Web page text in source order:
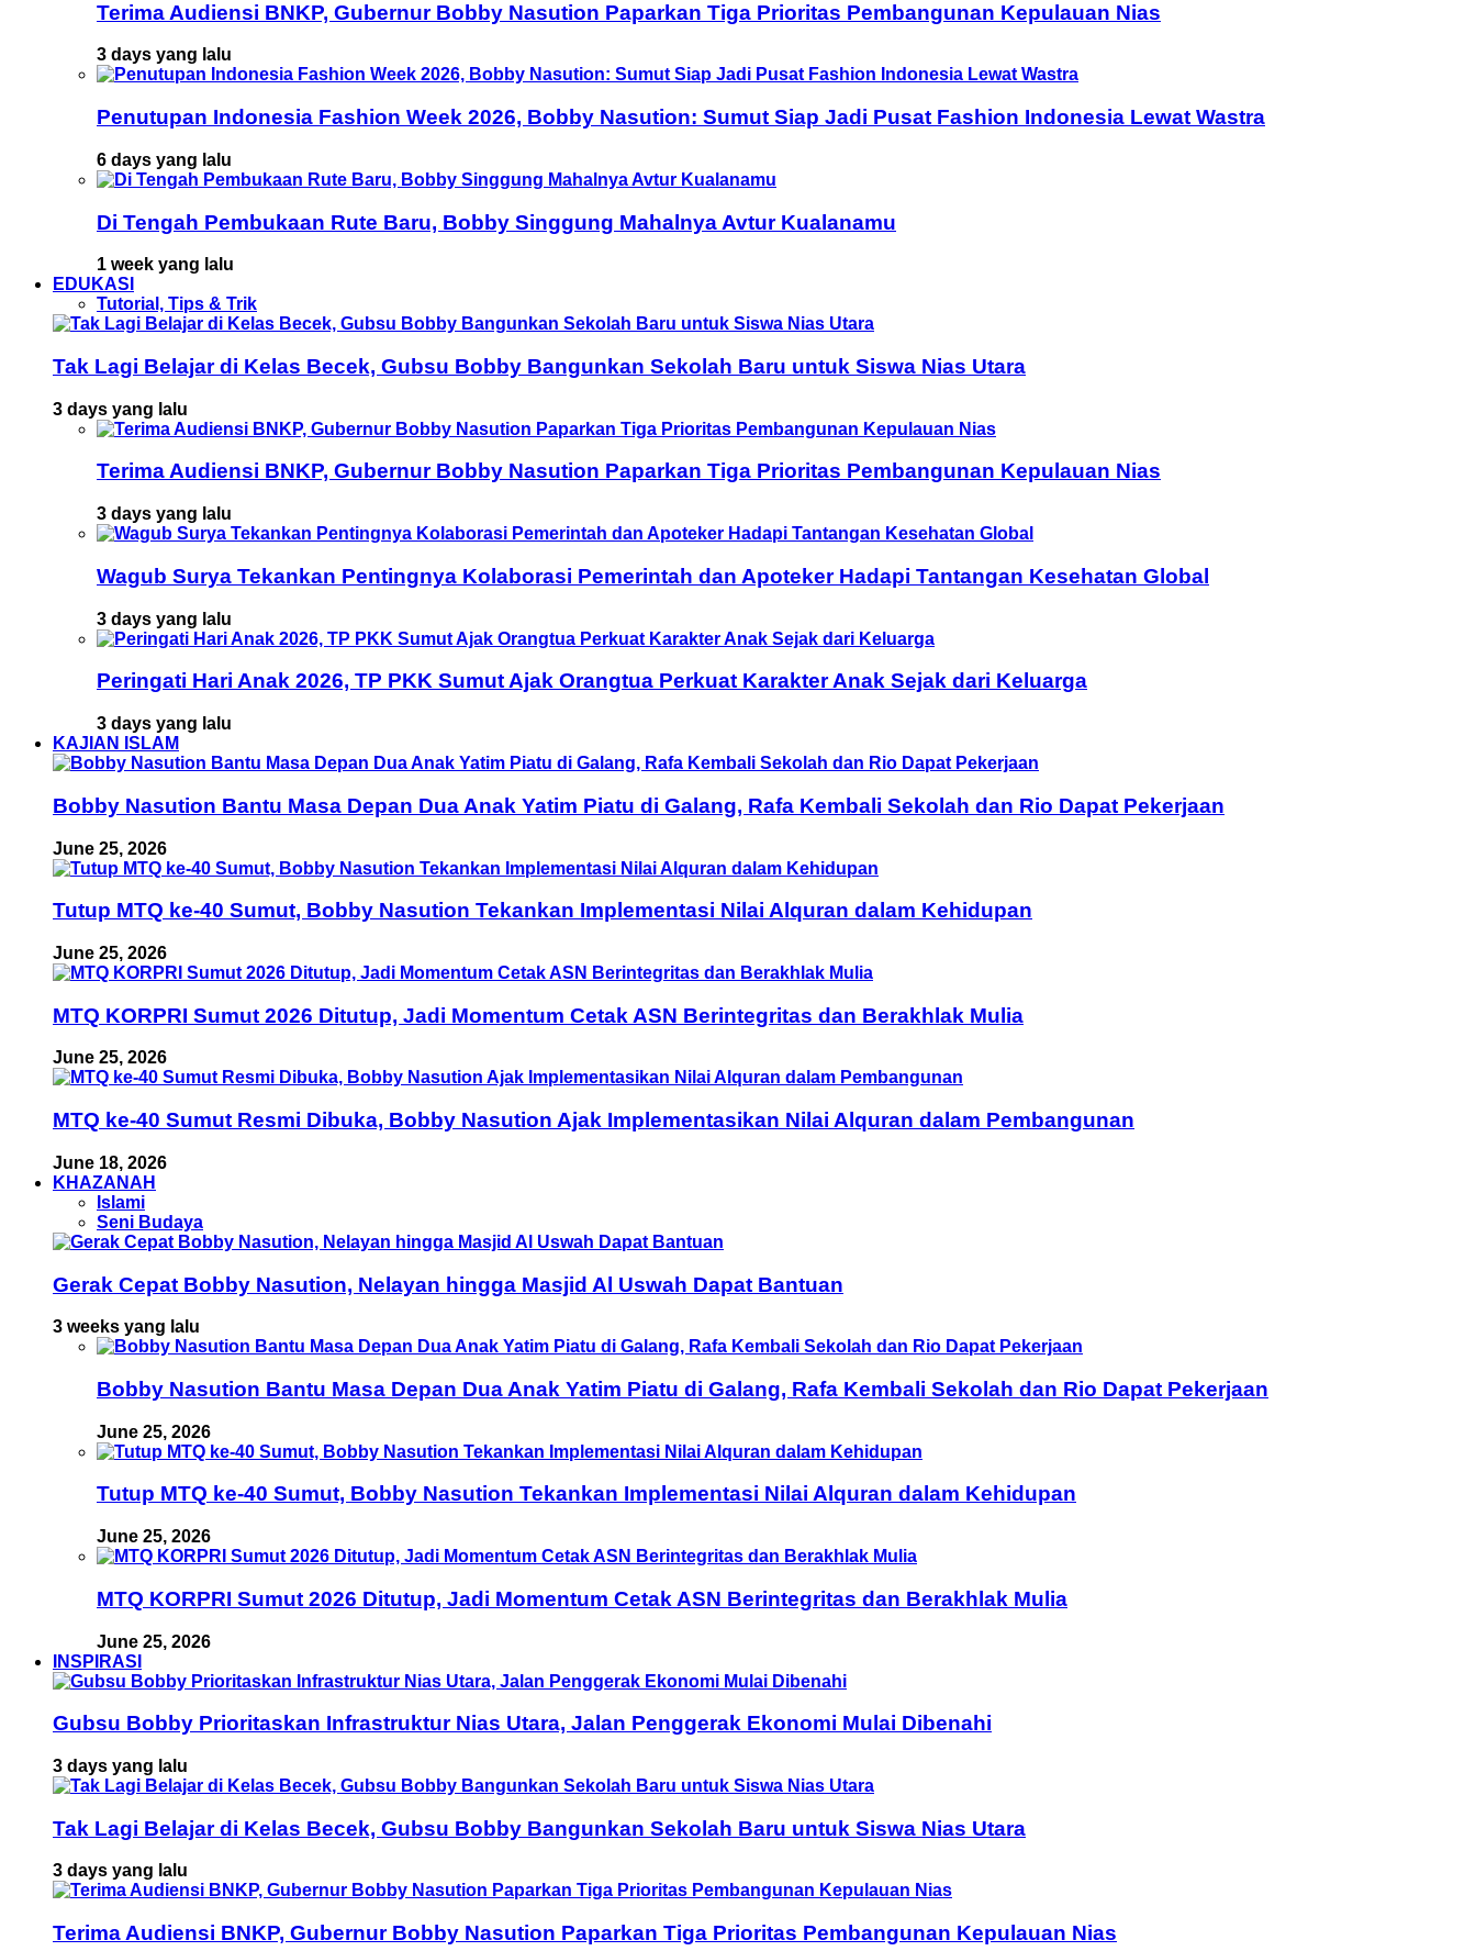
Terima Audiensi BNKP, Gubernur Bobby Nasution Paparkan Tiga Prioritas Pembangunan Kepulauan Nias
3 days yang lalu
Penutupan Indonesia Fashion Week 2026, Bobby Nasution: Sumut Siap Jadi Pusat Fashion Indonesia Lewat Wastra
6 days yang lalu
Di Tengah Pembukaan Rute Baru, Bobby Singgung Mahalnya Avtur Kualanamu
1 week yang lalu
EDUKASI
Tutorial, Tips & Trik
Tak Lagi Belajar di Kelas Becek, Gubsu Bobby Bangunkan Sekolah Baru untuk Siswa Nias Utara
3 days yang lalu
Terima Audiensi BNKP, Gubernur Bobby Nasution Paparkan Tiga Prioritas Pembangunan Kepulauan Nias
3 days yang lalu
Wagub Surya Tekankan Pentingnya Kolaborasi Pemerintah dan Apoteker Hadapi Tantangan Kesehatan Global
3 days yang lalu
Peringati Hari Anak 2026, TP PKK Sumut Ajak Orangtua Perkuat Karakter Anak Sejak dari Keluarga
3 days yang lalu
KAJIAN ISLAM
Bobby Nasution Bantu Masa Depan Dua Anak Yatim Piatu di Galang, Rafa Kembali Sekolah dan Rio Dapat Pekerjaan
June 25, 2026
Tutup MTQ ke-40 Sumut, Bobby Nasution Tekankan Implementasi Nilai Alquran dalam Kehidupan
June 25, 2026
MTQ KORPRI Sumut 2026 Ditutup, Jadi Momentum Cetak ASN Berintegritas dan Berakhlak Mulia
June 25, 2026
MTQ ke-40 Sumut Resmi Dibuka, Bobby Nasution Ajak Implementasikan Nilai Alquran dalam Pembangunan
June 18, 2026
KHAZANAH
Islami
Seni Budaya
Gerak Cepat Bobby Nasution, Nelayan hingga Masjid Al Uswah Dapat Bantuan
3 weeks yang lalu
Bobby Nasution Bantu Masa Depan Dua Anak Yatim Piatu di Galang, Rafa Kembali Sekolah dan Rio Dapat Pekerjaan
June 25, 2026
Tutup MTQ ke-40 Sumut, Bobby Nasution Tekankan Implementasi Nilai Alquran dalam Kehidupan
June 25, 2026
MTQ KORPRI Sumut 2026 Ditutup, Jadi Momentum Cetak ASN Berintegritas dan Berakhlak Mulia
June 25, 2026
INSPIRASI
Gubsu Bobby Prioritaskan Infrastruktur Nias Utara, Jalan Penggerak Ekonomi Mulai Dibenahi
3 days yang lalu
Tak Lagi Belajar di Kelas Becek, Gubsu Bobby Bangunkan Sekolah Baru untuk Siswa Nias Utara
3 days yang lalu
Terima Audiensi BNKP, Gubernur Bobby Nasution Paparkan Tiga Prioritas Pembangunan Kepulauan Nias